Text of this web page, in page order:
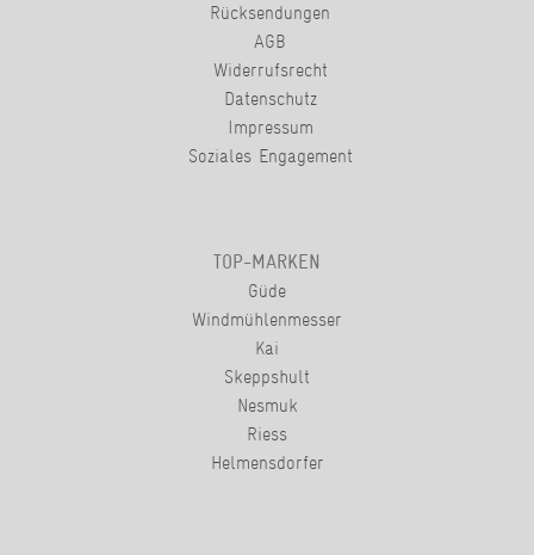
Rücksendungen
AGB
Widerrufsrecht
Datenschutz
Impressum
Soziales Engagement
TOP-MARKEN
Güde
Windmühlenmesser
Kai
Skeppshult
Nesmuk
Riess
Helmensdorfer